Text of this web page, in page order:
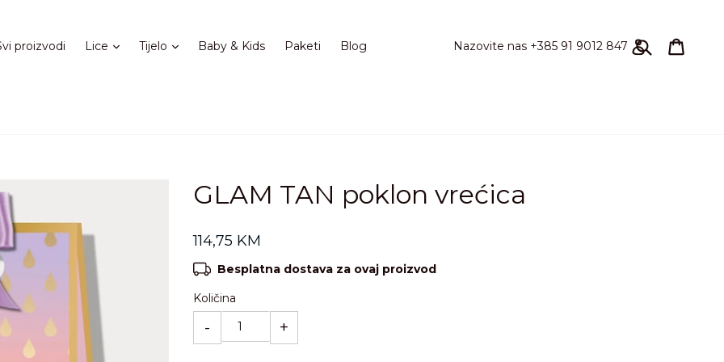
proizvodi Lice ProširiTijelo ProširiBaby & Kids Paketi Blog Nazovite nas +385 91 9012 847 Pretraži
Prijavi se
GLAM TAN poklon vrećica
Standardna
cijena
114,75 KM
Besplatna dostava za ovaj proizvod
Količina
- +